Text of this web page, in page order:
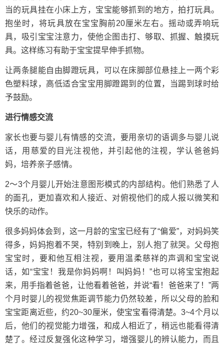
当的玩具挂在小床上方，宝宝能够抓到的地方，拍打玩具。
抱坐时，将玩具放在宝宝胸前20厘米左右。摇动或弄响玩
具，吸引宝宝注意力，使他企图击打、够取、抓握、触摸玩
具。这样练习有助于宝宝提早伸手抓物。
让两条腿能自由脚蹬玩具，可以在床脚部位悬挂上一两个彩
色塑料球，高低适合宝宝用脚蹬踢到的位置，当踢到球时给
予鼓励。
进行情感交流
家长也要与婴儿有情感的交流，要用亲切的语调多与婴儿说
话，用慈爱的目光注视他，并引起他的注视，学认爸爸妈
妈，培养亲子感情。
2～3个月婴儿开始注意图形模式的内部结构。他们熟悉了人
的面孔，更加喜欢和人接近、对俯视他们的成人报以微笑和
快乐的动作。
很多妈妈体会到，这一月龄的宝宝已经有了“偏爱”，对妈妈笑
得多，妈妈抱着不哭，特别到晚上，别人抱了就哭。父母抱
宝宝时，要和他互相注视，要用温柔慈祥的声调和宝宝说
话，如“宝宝！我是你妈妈啊！叫妈妈！”也可以将宝宝抱起
来，用手指着爸爸，让他看着爸爸，并说“看！爸爸来了！”两
个月时婴儿的视觉焦距调节能力仍然较差，所以父母的脸和
宝宝距离近些，约20~30厘米，使宝宝看得清楚。3~4个月以
后，他们的视觉能力增强，和成人相近了，稍远也能看得清
楚了。经过反复强化这种学习，增强婴儿的辨认能力，而且